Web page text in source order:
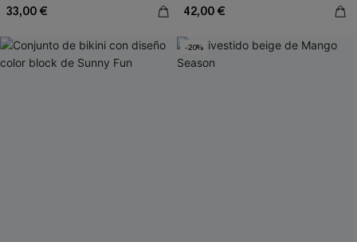
33,00 € 42,00 €
-20%